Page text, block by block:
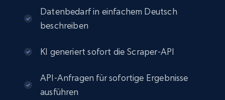
Datenbedarf in einfachem Deutsch
beschreiben
KI generiert sofort die Scraper-API
API-Anfragen für sofortige Ergebnisse
ausführen